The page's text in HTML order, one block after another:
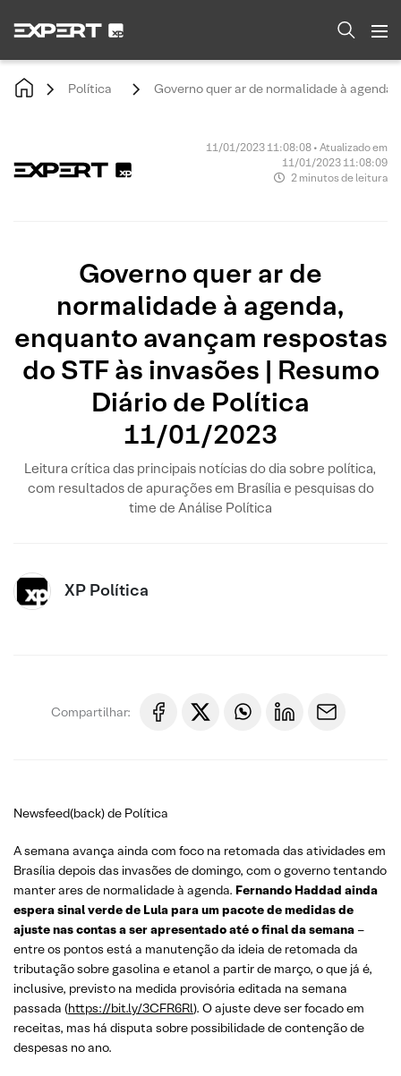
Política Governo quer ar de normalidade à
11/01/2023 11:08:08 • Atualizado em
11/01/2023 11:08:09
2 minutos de leitura
Governo quer ar de
normalidade à agenda,
enquanto avançam respostas
do STF às invasões | Resumo
Diário de Política
11/01/2023
Leitura crítica das principais notícias do dia sobre política,
com resultados de apurações em Brasília e pesquisas do
time de Análise Política
XP Política
Compartilhar:
Newsfeed(back) de Política
A semana avança ainda com foco na retomada das atividades em
Brasília depois das invasões de domingo, com o governo tentando
manter ares de normalidade à agenda. Fernando Haddad ainda
espera sinal verde de Lula para um pacote de medidas de
ajuste nas contas a ser apresentado até o final da semana –
entre os pontos está a manutenção da ideia de retomada da
tributação sobre gasolina e etanol a partir de março, o que já é,
inclusive, previsto na medida provisória editada na semana
passada (https://bit.ly/3CFR6Rl). O ajuste deve ser focado em
receitas, mas há disputa sobre possibilidade de contenção de
despesas no ano.